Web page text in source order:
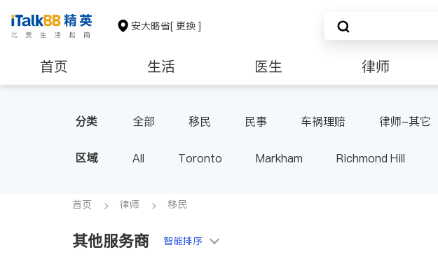
安大略省[ 更换 ]
首页 生活 医生 律师
分类 全部 移民 民事 车祸理赔 律师-其它
区域 All Toronto Markham Richmond Hill
Aurora
首页 律师 移民
其他服务商 智能排序